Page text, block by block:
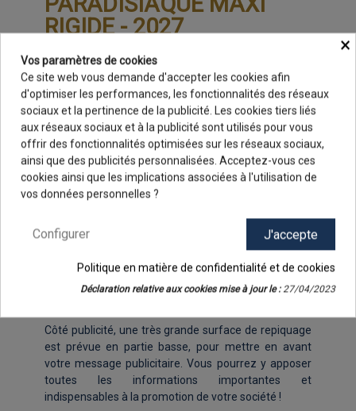
RIGIDE - 2027
Soleil, plages et cocotiers !
Voilà le programme proposé par le calendrier
bancaire Paradisiaque maxi rigide 2027, un bancaire
au format Maxi. Il est, en effet, au recto, illustré par
un montage photographiques de paysages
tropicaux, accompagné d'une grille calendaire
colorée de 14 mois, disposée en deux blocs de 7
Pour le verso, et afin de rester dans le thème, nous
vous proposons un visuel sur le thème de la Corse et
de ses magnifiques plages avec "Corsica". Bien
entendu, vous pouvez choisir un autre dos dans la
Côté publicité, une très grande surface de repiquage
est prévue en partie basse, pour mettre en avant
votre message publicitaire. Vous pourrez y apposer
toutes les informations importantes et
indispensables à la promotion de votre société !
×
Vos paramètres de cookies
Ce site web vous demande d'accepter les cookies afin
d'optimiser les performances, les fonctionnalités des réseaux
sociaux et la pertinence de la publicité. Les cookies tiers liés
aux réseaux sociaux et à la publicité sont utilisés pour vous
offrir des fonctionnalités optimisées sur les réseaux sociaux,
ainsi que des publicités personnalisées. Acceptez-vous ces
cookies ainsi que les implications associées à l'utilisation de
vos données personnelles ?
J'accepte
Configurer
Politique en matière de confidentialité et de cookies
Déclaration relative aux cookies mise à jour le :27/04/2023